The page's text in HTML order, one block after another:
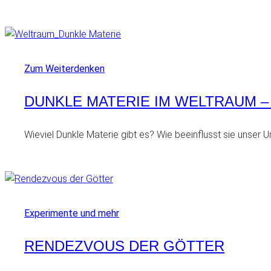
Zum Weiterdenken
DUNKLE MATERIE IM WELTRAUM
Wieviel Dunkle Materie gibt es? Wie beeinflusst sie unser
Experimente und mehr
RENDEZVOUS DER GÖTTER